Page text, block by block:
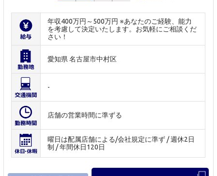
年収400万円～500万円 ※あなたのご経験、能力
を考慮して決定いたします。お気軽にご相談くだ
さい！
愛知県 名古屋市中村区
-
店舗の営業時間に準ずる
曜日は配属店舗による/会社規定に準ず / 週休2日
制 / 年間休日120日